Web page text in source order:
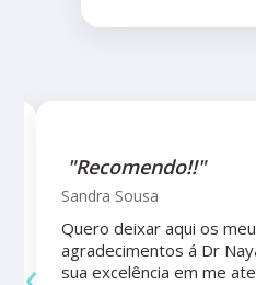
"Recomendo!!"
Sandra Sousa
Quero deixar aqui os
agradecimentos á Dr
sua excelência em me